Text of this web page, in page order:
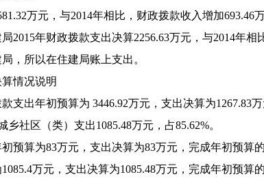
万元，与2014年相比，财政拨款收入增加
2015年财政拨款支出决算2256.63万元，与2014年相
，所以在住建局账上支出。
情况说明
支出年初预算为 3446.92万元，支出决算为1267.83
社区（类）支出1085.48万元，占85.62%。
初预算为83万元，支出决算为83万元，完成年初预算的
万元，支出决算为1085.48万元，完成年初预算的